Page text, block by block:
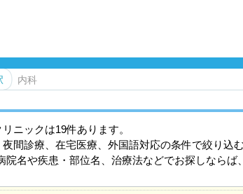
内科
ニックは19件あります。
間診療、在宅医療、外国語対応の条件で絞り込
名や疾患・部位名、治療法などでお探しならば